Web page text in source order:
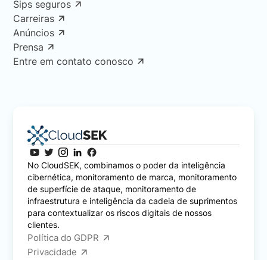
Sips seguros
Carreiras
Anúncios
Prensa
Entre em contato conosco
No CloudSEK, combinamos o poder da inteligência
cibernética, monitoramento de marca, monitoramento
de superfície de ataque, monitoramento de
infraestrutura e inteligência da cadeia de suprimentos
para contextualizar os riscos digitais de nossos
clientes.
Política do GDPR
Privacidade